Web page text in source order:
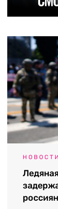
НОВОСТИ